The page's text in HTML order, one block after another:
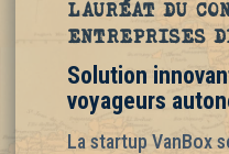
LAURÉAT DU
ENTREPRISES
Solution
voyageurs
La startup VanBox